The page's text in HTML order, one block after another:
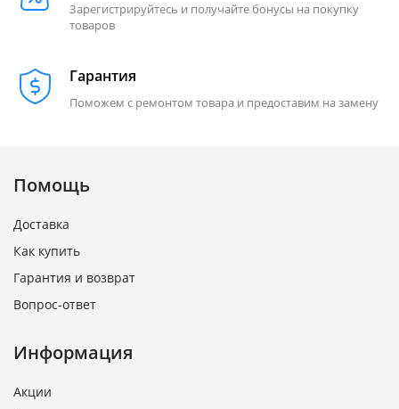
Зарегистрируйтесь и получайте бонусы на покупку
товаров
Гарантия
Поможем с ремонтом товара и предоставим на замену
Помощь
Доставка
Как купить
Гарантия и возврат
Вопрос-ответ
Информация
Акции